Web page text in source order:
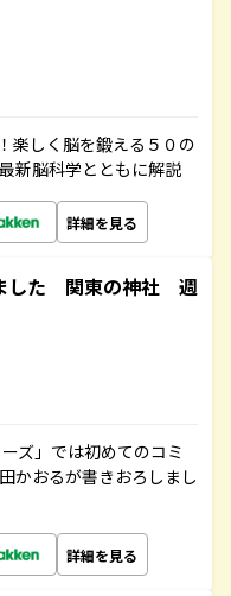
楽しく脳を鍛える５０の
新脳科学とともに解説
詳細を見る
した 関東の神社 週
ズ」では初めてのコミ
かおるが書きおろしまし
詳細を見る